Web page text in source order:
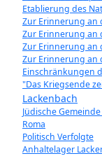
Etablierung des
Zur Erinnerung an
Zur Erinnerung an
Zur Erinnerung an
Zur Erinnerung an
Einschränkungen
"Das Kriegsende
Lackenbach
Jüdische
Roma
Politisch Verfolgte
Anhaltelager